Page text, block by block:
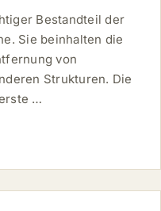
Bestandteil der
Sie beinhalten die
von
Strukturen. Die
…